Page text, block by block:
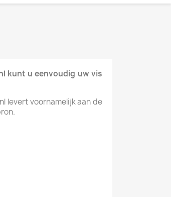
kunt u eenvoudig uw vis
levert voornamelijk aan de